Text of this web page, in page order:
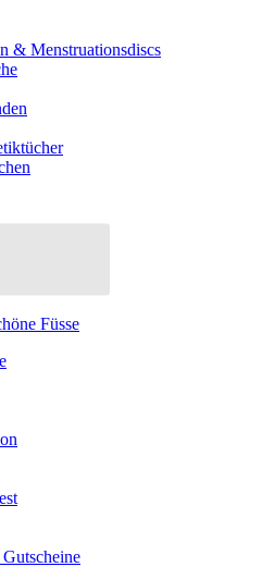
& Menstruationsdiscs
Füsse